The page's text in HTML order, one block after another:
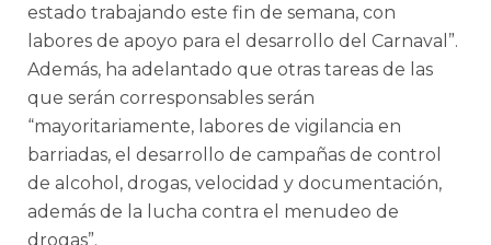
estado trabajando este fin de semana, con
labores de apoyo para el desarrollo del Carnaval”.
Además, ha adelantado que otras tareas de las
que serán corresponsables serán
“mayoritariamente, labores de vigilancia en
barriadas, el desarrollo de campañas de control
de alcohol, drogas, velocidad y documentación,
además de la lucha contra el menudeo de
drogas”.